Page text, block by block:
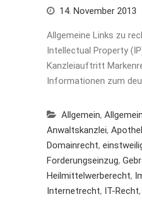
14. November 2013
Allgemeine Links zu
Intellectual Property
Kanzleiauftritt
Informationen zum
Allgemein,
Anwaltskanzlei,
Domainrecht,
Forderungseinzug,
Heilmittelwerberecht,
Internetrecht, IT-Recht,